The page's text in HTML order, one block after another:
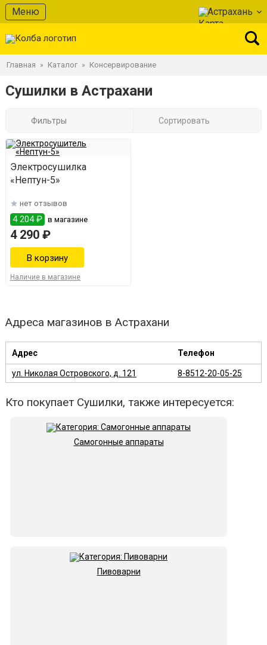
Меню Астрахань
Главная » Каталог » Консервирование
Сушилки в Астрахани
Фильтры Сортировать
Электросушилка
«Нептун-5»
нет отзывов
4 204 ₽ в магазине
4 290 ₽
Наличие в магазине
Адреса магазинов в Астрахани
Адрес Телефон
ул. Николая Островского, д. 121 8-8512-20-05-25
Кто покупает Сушилки, также интересуется:
Самогонные аппараты
Пивоварни